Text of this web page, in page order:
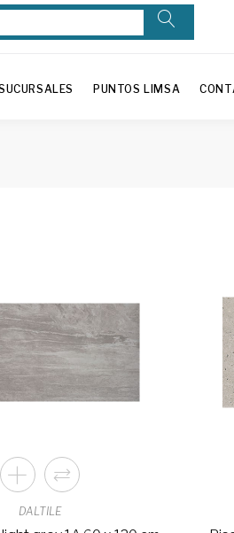
PUNTOS LIMSA
DALTILE